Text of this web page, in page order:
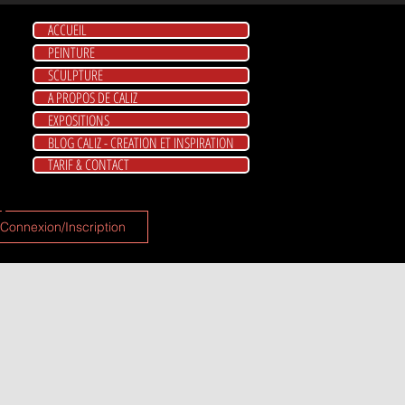
ACCUEIL
PEINTURE
SCULPTURE
A PROPOS DE CALIZ
EXPOSITIONS
BLOG CALIZ - CREATION ET INSPIRATION
TARIF & CONTACT
Connexion/Inscription